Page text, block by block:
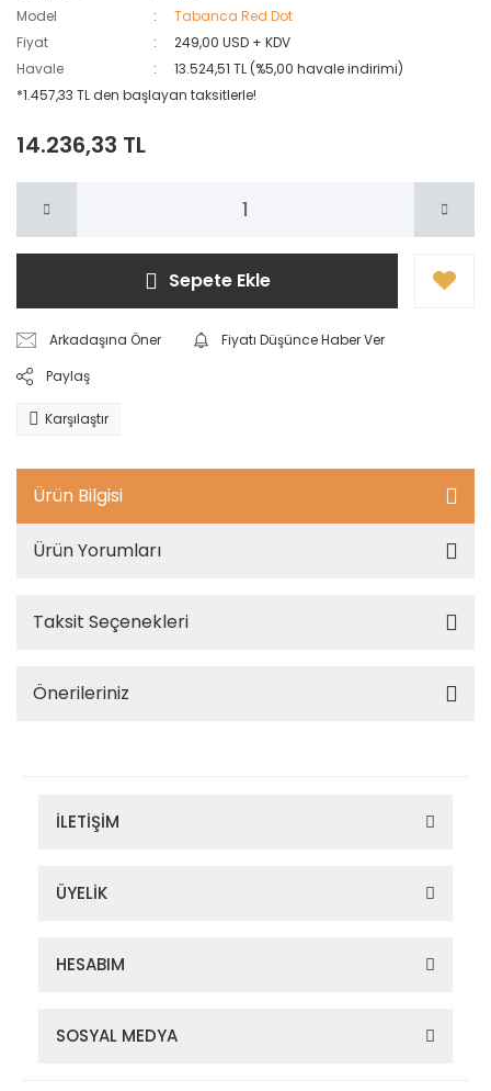
Model
Tabanca Red Dot
Fiyat
249,00 USD + KDV
Havale
13.524,51 TL (%5,00 havale indirimi)
*1.457,33 TL den başlayan taksitlerle!
14.236,33 TL
Sepete Ekle
Arkadaşına Öner
Fiyatı Düşünce Haber Ver
Paylaş
Karşılaştır
Ürün Bilgisi
Ürün Yorumları
Taksit Seçenekleri
Önerileriniz
İLETİŞİM
ÜYELİK
HESABIM
SOSYAL MEDYA